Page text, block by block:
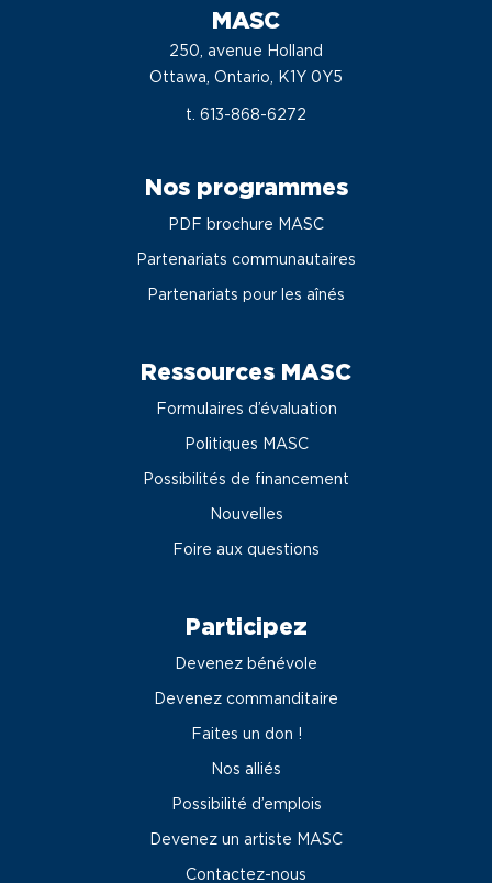
MASC
250, avenue Holland
Ottawa, Ontario, K1Y 0Y5
t. 613-868-6272
Nos programmes
PDF brochure MASC
Partenariats communautaires
Partenariats pour les aînés
Ressources MASC
Formulaires d’évaluation
Politiques MASC
Possibilités de financement
Nouvelles
Foire aux questions
Participez
Devenez bénévole
Devenez commanditaire
Faites un don !
Nos alliés
Possibilité d’emplois
Devenez un artiste MASC
Contactez-nous